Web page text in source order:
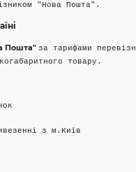
"Нова Пошта".
Пошта" за тарифами
товару.
з м.Київ